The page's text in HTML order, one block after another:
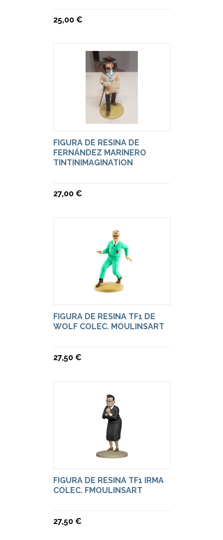
25,00 €
FIGURA DE RESINA DE
FERNÁNDEZ MARINERO
TINTINIMAGINATION
27,00 €
FIGURA DE RESINA TF1 DE
WOLF COLEC. MOULINSART
27,50 €
FIGURA DE RESINA TF1 IRMA
COLEC. FMOULINSART
27,50 €